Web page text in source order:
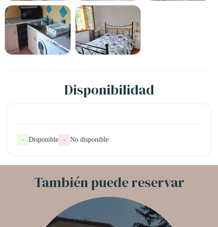
Disponibilidad
- Disponible - No disponible
También puede reservar